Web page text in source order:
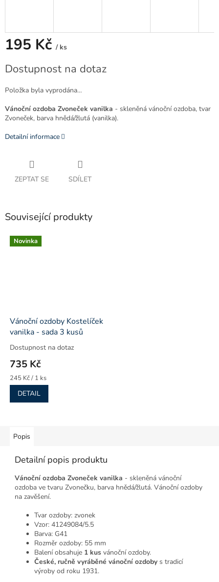
195 Kč / ks
cena:
Dostupnost na dotaz
Položka byla vyprodána…
Vánoční ozdoba Zvoneček vanilka - skleněná vánoční ozdoba, tvar
Zvoneček, barva hnědá/žlutá (vanilka).
Detailní informace
ZEPTAT SE SDÍLET
Související produkty
Novinka
Vánoční ozdoby Kostelíček
vanilka - sada 3 kusů
Dostupnost na dotaz
735 Kč
Měrná
cena:
245 Kč / 1 ks
DETAIL
Popis
Detailní popis produktu
Vánoční ozdoba Zvoneček vanilka - skleněná vánoční
ozdoba ve tvaru Zvonečku, barva hnědá/žlutá. Vánoční ozdoby
na zavěšení.
Tvar ozdoby: zvonek
Vzor: 41249084/5.5
Barva: G41
Rozměr ozdoby: 55 mm
Balení obsahuje 1 kus vánoční ozdoby.
České, ručně vyráběné vánoční ozdoby s tradicí
výroby od roku 1931.